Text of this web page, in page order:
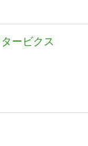
ービクス